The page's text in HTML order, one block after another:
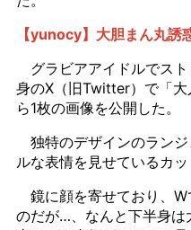
【yunocy】大胆まん丸誘
グラビアアイドルでス
身のX（旧Twitter）で「
ら1枚の画像を公開した。
独特のデザインのラン
ルな表情を見せているカッ
鏡に顔を寄せており、
のだが…、なんと下半身は